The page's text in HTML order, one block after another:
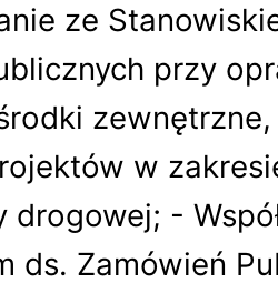
ze
przy
w
-
ds. Zamówień